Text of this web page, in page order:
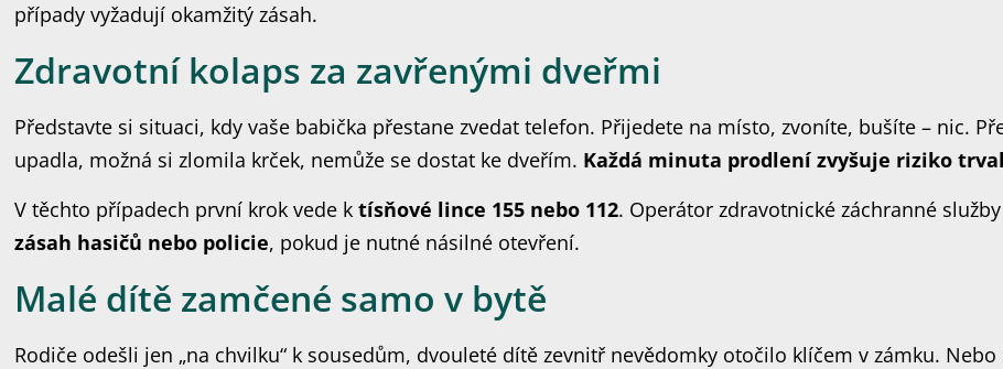
případy vyžadují okamžitý zásah.
Zdravotní kolaps za zavřenými dveřmi
Představte si situaci, kdy vaše babička přestane zvedat telefon. Přijedete na místo, zvoníte, bušíte – nic.
upadla, možná si zlomila krček, nemůže se dostat ke dveřím. Každá minuta prodlení zvyšuje riziko
V těchto případech první krok vede ktísňové lince 155 nebo 112. Operátor zdravotnické záchranné
zásah hasičů nebo policie, pokud je nutné násilné otevření.
Malé dítě zamčené samo v bytě
Rodiče odešli jen „na chvilku“ k sousedům, dvouleté dítě zevnitř nevědomky otočilo klíčem v zámku.